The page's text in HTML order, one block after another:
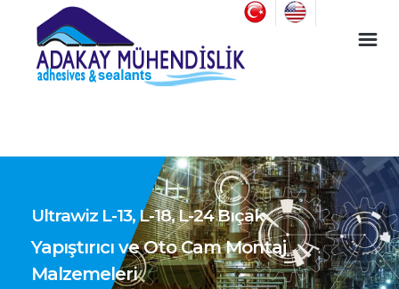
Endüstriyel Yapıştırıcı ve Oto Cam Montaj Malzemeleri
Ultrawiz L-13, L-18, L-24 Bıçak
Yapıştırıcı ve Oto Cam Montaj
Malzemeleri